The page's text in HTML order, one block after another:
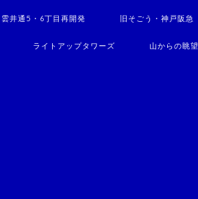
雲井通5・6丁目再開発 旧そごう・神戸阪急
ライトアップタワーズ 山からの眺望